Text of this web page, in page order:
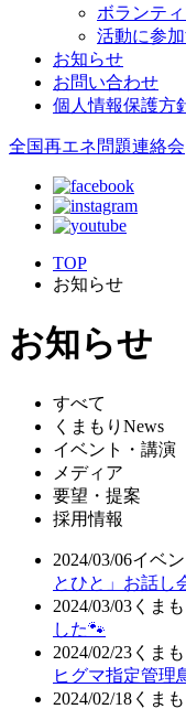
ボランテ
活動に参
お知らせ
お問い合わせ
個人情報保護方
全国再エネ問題連絡会
TOP
お知らせ
お知らせ
すべて
くまもりNews
イベント・講演
メディア
要望・提案
採用情報
2024/03/06イベン
とひと」お話し
2024/03/03 くま
した🐾
2024/02/23 くま
ヒグマ指定管
2024/02/18 くま